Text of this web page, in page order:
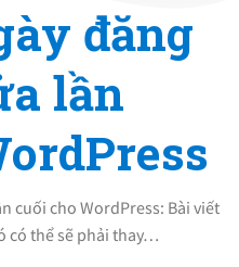
đăng
lần
cuối cho WordPress: Bài viết
có thể sẽ phải thay…